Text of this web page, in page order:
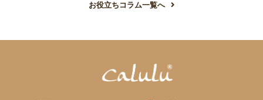
お役立ちコラム一覧へ